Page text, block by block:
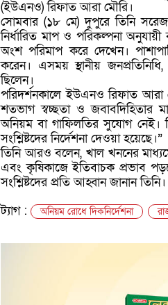
(ইউএনও) রিফাত আরা মৌরি।
সোমবার (১৮ মে) দুপুরে তিনি
নির্ধারিত মাপ ও পরিকল্পনা অনুযায়ী
অংশ পরিমাপ করে দেখেন।
করেন। এসময় স্থানীয় জনপ্রতিনিধি,
ছিলেন।
পরিদর্শনকালে ইউএনও রিফাত আরা
শতভাগ স্বচ্ছতা ও জবাবদিহিতার
অনিয়ম বা গাফিলতির সুযোগ নেই।
সংশ্লিষ্টদের নির্দেশনা দেওয়া হয়েছে।”
তিনি আরও বলেন, খাল খননের
এবং কৃষিকাজে ইতিবাচক প্রভাব
সংশ্লিষ্টদের প্রতি আহ্বান জানান তিনি।
ট্যাগ :
অনিয়ম রোধে দিকনির্দেশনা